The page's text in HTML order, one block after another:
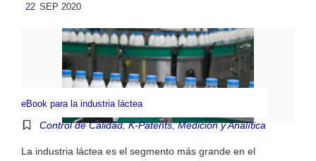
22 SEP 2020
eBook para la industria láctea
Control de Calidad,K-Patents,Medición y Analítica
La industria láctea es el segmento más grande en el